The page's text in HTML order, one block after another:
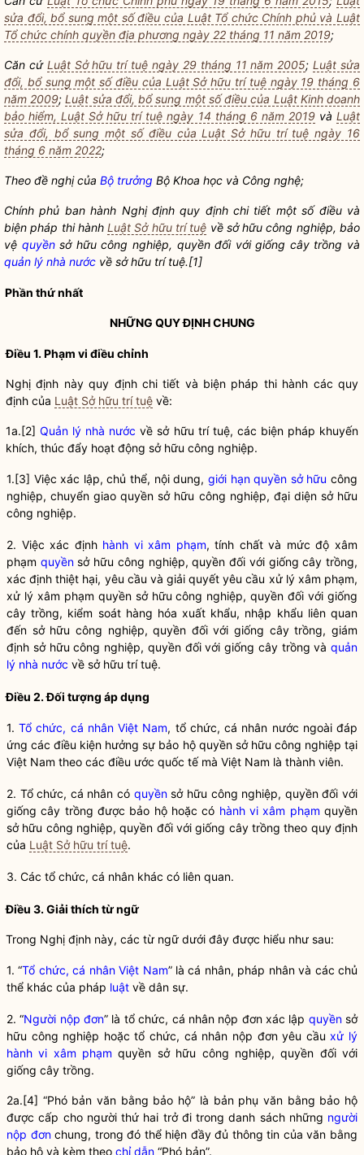
sửa đổi, bổ sung một số điều của Luật Tổ chức Chính phủ và Luật
Tổ chức chính quyền địa phương ngày 22 tháng 11 năm 2019;
Căn cứ Luật Sở hữu trí tuệ ngày 29 tháng 11 năm 2005;Luật sửa
đổi, bổ sung một số điều của Luật Sở hữu trí tuệ ngày 19 tháng 6
năm 2009;Luật sửa đổi, bổ sung một số điều của Luật Kinh doanh
bảo hiểm, Luật Sở hữu trí tuệ ngày 14 tháng 6 năm 2019vàLuật
sửa đổi, bổ sung một số điều của Luật Sở hữu trí tuệ ngày 16
tháng 6 năm 2022;
Theo đề nghị của Bộ trưởng Bộ Khoa học và Công nghệ;
Chính phủ ban hành Nghị định quy định chi tiết một số điều và
biện pháp thi hànhLuật Sở hữu trí tuệ về sở hữu công nghiệp, bảo
vệ quyềnsở hữu công nghiệp, quyềnđối với giống cây trồng và
quản lý nhà nước về sở hữu trí tuệ.[1]
Phần thứ nhất
NHỮNG QUY ĐỊNH CHUNG
Điều 1. Phạm vi điều chỉnh
Nghị định này quy định chi tiết và biện pháp thi hành các quy
định của Luật Sở hữu trí tuệ về:
1a.[2] Quản lý nhà nước về sở hữu trí tuệ, các biện pháp khuyến
khích, thúc đẩy hoạt động sở hữu công nghiệp.
1.[3] Việc xác lập, chủ thể, nội dung, giới hạn quyền sở hữu công
nghiệp, chuyển giao quyền sở hữu công nghiệp, đại diện sở hữu
công nghiệp.
2. Việc xác định hành vi xâm phạm, tính chất và mức độ xâm
phạm quyềnsở hữu công nghiệp,quyền đối với giống cây trồng,
xác định thiệt hại, yêu cầu và giải quyết yêu cầu xử lý xâm phạm,
xử lý xâm phạm quyềnsở hữu công nghiệp,quyền đối với giống
cây trồng, kiểm soát hàng hóa xuất khẩu, nhập khẩu liên quan
đến sở hữu công nghiệp,quyền đối với giống cây trồng, giám
định sở hữu công nghiệp, quyềnđối với giống cây trồng và quản
lý nhà nước về sở hữu trí tuệ.
Điều 2. Đối tượng áp dụng
1.Tổ chức, cá nhân Việt Nam, tổ chức, cá nhân nước ngoài đáp
ứng các điều kiện hưởng sự bảo hộ quyền sở hữu công nghiệp tại
Việt Nam theo các điều ước quốc tế mà Việt Nam là thành viên.
2. Tổ chức, cá nhân có quyềnsở hữu công nghiệp, quyềnđối với
giống cây trồng được bảo hộ hoặc có hành vi xâm phạm quyền
sở hữu công nghiệp,quyền đối với giống cây trồng theo quy định
của Luật Sở hữu trí tuệ.
3. Các tổ chức, cá nhân khác có liên quan.
Điều 3. Giải thích từ ngữ
Trong Nghị định này, các từ ngữ dưới đây được hiểu như sau:
1. “Tổ chức, cá nhân Việt Nam” là cá nhân, pháp nhân và các chủ
thể khác của pháp luật về dân sự.
2. “Người nộp đơn” là tổ chức, cá nhân nộp đơn xác lập quyềnsở
hữu công nghiệp hoặc tổ chức, cá nhân nộp đơn yêu cầuxử lý
hành vi xâm phạm quyền sở hữu công nghiệp,quyền đối với
giống cây trồng.
2a.[4] “Phó bản văn bằng bảo hộ” là bản phụ văn bằng bảo hộ
được cấp cho người thứ hai trở đi trong danh sách những người
nộp đơnchung, trong đó thể hiện đầy đủ thông tin của văn bằng
bảo hộ và kèm theo chỉ dẫn “Phó bản”.